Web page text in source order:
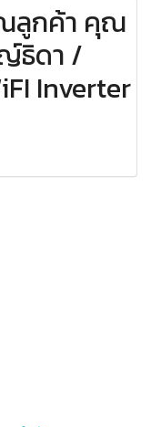
ลูกค้า คุณ
ธิดา /
Inverter